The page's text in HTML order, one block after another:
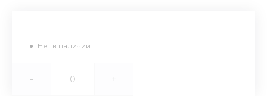
Нет в наличии
- +